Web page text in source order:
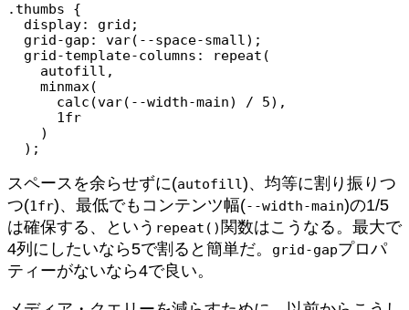
.thumbs {
  );
スペースを余らせずに(autofill)、均等に割り振りつ
つ(1fr)、最低でもコンテンツ幅(--width-main)の1/5
は確保する、という repeat() 関数はこうなる。最大で
4列にしたいなら5で割ると簡単だ。
grid-gapプロパ
ティーがないなら4で良い。